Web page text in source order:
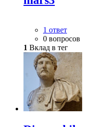
1 ответ
0 вопросов
1 Вклад в тег